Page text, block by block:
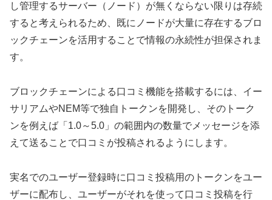
し管理するサーバー（ノード）が無くならない限りは存続
すると考えられるため、既にノードが大量に存在するブロ
ックチェーンを活用することで情報の永続性が担保されま
す。
ブロックチェーンによる口コミ機能を搭載するには、イー
サリアムやNEM等で独自トークンを開発し、そのトーク
ンを例えば「1.0～5.0」の範囲内の数量でメッセージを添
えて送ることで口コミが投稿されるようにします。
実名でのユーザー登録時に口コミ投稿用のトークンをユー
ザーに配布し、ユーザーがそれを使って口コミ投稿を行